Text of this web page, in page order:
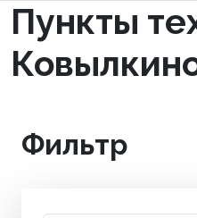
Пункты
Фильтр